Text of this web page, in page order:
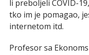
li preboljeli COVID-
tko im je pomagao,
internetom itd.
Profesor sa